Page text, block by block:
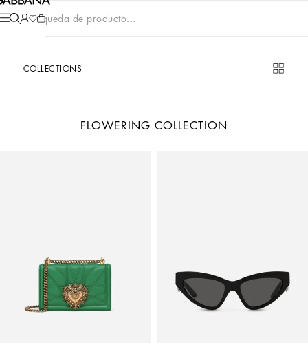
Búsqueda de producto...
COLLECTIONS
FLOWERING COLLECTION